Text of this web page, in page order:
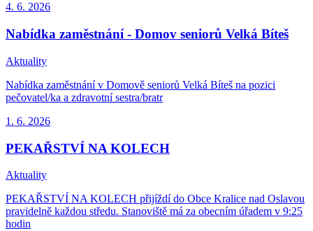
4. 6. 2026
Nabídka zaměstnání - Domov seniorů Velká Bíteš
Aktuality
Nabídka zaměstnání v Domově seniorů Velká Bíteš na pozici
pečovatel/ka a zdravotní sestra/bratr
1. 6. 2026
PEKAŘSTVÍ NA KOLECH
Aktuality
PEKAŘSTVÍ NA KOLECH přijíždí do Obce Kralice nad Oslavou
pravidelně každou středu. Stanoviště má za obecním úřadem v 9:25
hodin